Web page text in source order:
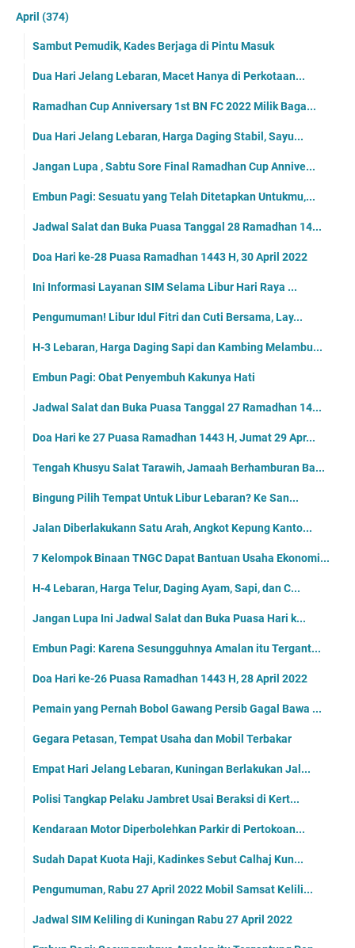
April (374)
Sambut Pemudik, Kades Berjaga di Pintu Masuk
Dua Hari Jelang Lebaran, Macet Hanya di Perkotaan...
Ramadhan Cup Anniversary 1st BN FC 2022 Milik Baga...
Dua Hari Jelang Lebaran, Harga Daging Stabil, Sayu...
Jangan Lupa , Sabtu Sore Final Ramadhan Cup Annive...
Embun Pagi: Sesuatu yang Telah Ditetapkan Untukmu,...
Jadwal Salat dan Buka Puasa Tanggal 28 Ramadhan 14...
Doa Hari ke-28 Puasa Ramadhan 1443 H, 30 April 2022
Ini Informasi Layanan SIM Selama Libur Hari Raya ...
Pengumuman! Libur Idul Fitri dan Cuti Bersama, Lay...
H-3 Lebaran, Harga Daging Sapi dan Kambing Melambu...
Embun Pagi: Obat Penyembuh Kakunya Hati
Jadwal Salat dan Buka Puasa Tanggal 27 Ramadhan 14...
Doa Hari ke 27 Puasa Ramadhan 1443 H, Jumat 29 Apr...
Tengah Khusyu Salat Tarawih, Jamaah Berhamburan Ba...
Bingung Pilih Tempat Untuk Libur Lebaran? Ke San...
Jalan Diberlakukann Satu Arah, Angkot Kepung Kanto...
7 Kelompok Binaan TNGC Dapat Bantuan Usaha Ekonomi...
H-4 Lebaran, Harga Telur, Daging Ayam, Sapi, dan C...
Jangan Lupa Ini Jadwal Salat dan Buka Puasa Hari k...
Embun Pagi: Karena Sesungguhnya Amalan itu Tergant...
Doa Hari ke-26 Puasa Ramadhan 1443 H, 28 April 2022
Pemain yang Pernah Bobol Gawang Persib Gagal Bawa ...
Gegara Petasan, Tempat Usaha dan Mobil Terbakar
Empat Hari Jelang Lebaran, Kuningan Berlakukan Jal...
Polisi Tangkap Pelaku Jambret Usai Beraksi di Kert...
Kendaraan Motor Diperbolehkan Parkir di Pertokoan...
Sudah Dapat Kuota Haji, Kadinkes Sebut Calhaj Kun...
Pengumuman, Rabu 27 April 2022 Mobil Samsat Kelili...
Jadwal SIM Keliling di Kuningan Rabu 27 April 2022